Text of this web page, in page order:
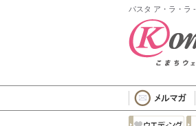
パスタ ア・ラ・ラ